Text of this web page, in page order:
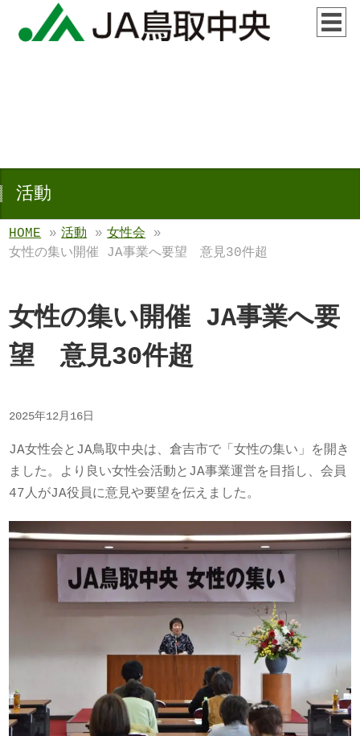
活動
HOME » 活動 » 女性会 »
女性の集い開催 JA事業へ要望 意見30件超
女性の集い開催 JA事業へ要
望 意見30件超
2025年12月16日
JA女性会とJA鳥取中央は、倉吉市で「女性の集い」を開き
ました。より良い女性会活動とJA事業運営を目指し、会員
47人がJA役員に意見や要望を伝えました。